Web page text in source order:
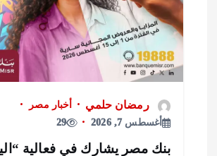
رمضان حلمي
أخبار مصر
أغسطس 7, 2026
29
مصر يشارك في فعالية “اليوم